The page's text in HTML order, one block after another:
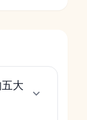
大